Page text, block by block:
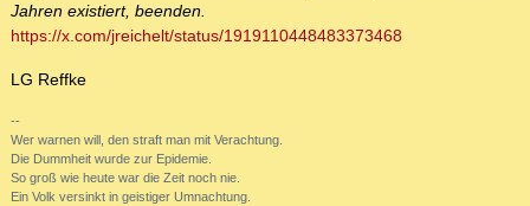
Jahren existiert, beenden.
https://x.com/jreichelt/status/1919110448483373468
LG Reffke
--
Wer warnen will, den straft man mit Verachtung.
Die Dummheit wurde zur Epidemie.
So groß wie heute war die Zeit noch nie.
Ein Volk versinkt in geistiger Umnachtung.